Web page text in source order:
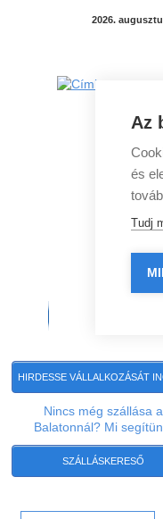
2026.
HIRDESSE VÁLLALKOZÁSÁT
Nincs még szállása a
Balatonnál? Mi
SZÁLLÁSKERESŐ
Az
és
Tudj